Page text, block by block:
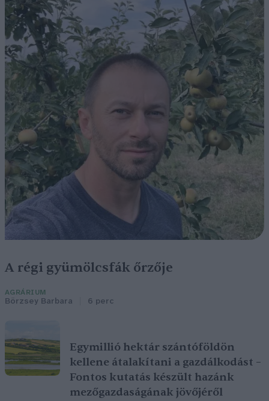
A régi gyümölcsfák őrzője
AGRÁRIUM
Börzsey Barbara 6 perc
Egymillió hektár szántóföldön
kellene átalakítani a gazdálkodást –
Fontos kutatás készült hazánk
mezőgazdaságának jövőjéről